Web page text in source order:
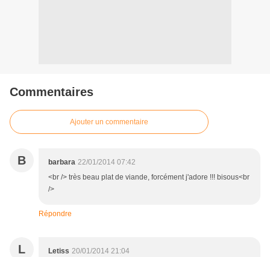
Commentaires
Ajouter un commentaire
B barbara 22/01/2014 07:42
<br /> très beau plat de viande, forcément j'adore !!! bisous<br
/>
Répondre
L Letiss 20/01/2014 21:04